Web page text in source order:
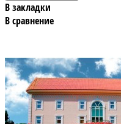
В закладки
В сравнение